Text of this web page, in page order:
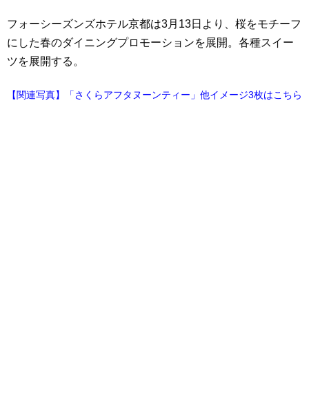
フォーシーズンズホテル京都は3月13日より、桜をモチーフ
にした春のダイニングプロモーションを展開。各種スイー
ツを展開する。
【関連写真】「さくらアフタヌーンティー」他イメージ3枚はこちら